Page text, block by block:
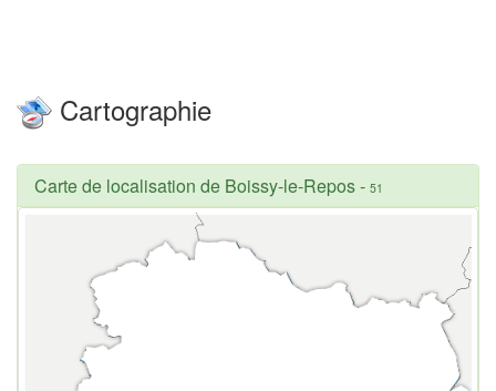
Cartographie
Carte de localisation de Boissy-le-Repos- 51